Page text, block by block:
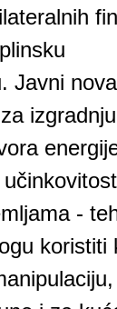
Javni
izgradnju
-
koristiti